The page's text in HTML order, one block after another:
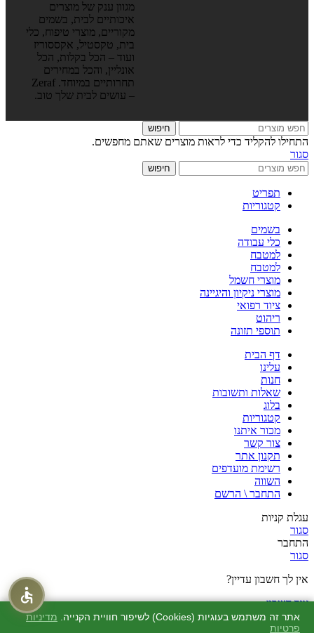
מגוון ענק של מוצרים
איכותיים לבית, בשמים
מקוריים, מוצרי טיפוח, כלי
בית, טקסטיל, אקססוריז
ועוד – הכל בקלות, הכל
אונליין, והכל במחירים
תחרותיים במיוחד. Zeraf
– עושים לבית שלך טוב.
חיפוש
התחילו להקליד כדי לראות מוצרים שאתם מחפשים.
סגור
חיפוש
תפריט
קטגוריות
בשמים
כלי עבודה
למטבח
למטבח
מוצרי חשמל
מוצרי ניקיון והיגיינה
ציוד רפואי
ריהוט
תוספי תזונה
דף הבית
עלינו
חנות
שאלות ותשובות
בלוג
קטגוריות
מכור איתנו
צור קשר
תקנון אתר
רשימת מועדפים
השווה
התחבר \ הרשם
עגלת קניות
סגור
התחבר
סגור
אין לך חשבון עדיין?
צור חשבון
אתר זה משתמש בעוגיות (Cookies) לשיפור חוויית הקנייה.
מדיניות
פרטיות
חנות
מוצרים שאהבתי